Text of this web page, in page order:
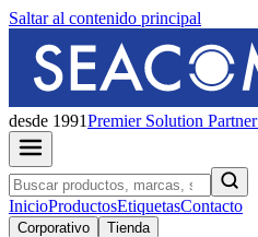
Saltar al contenido principal
desde 1991PremierSolution Partner
InicioProductosEtiquetasContacto
Corporativo Tienda